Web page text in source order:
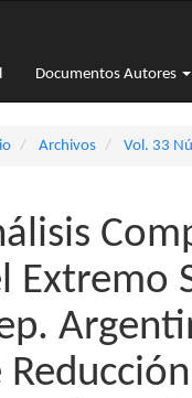
Documentos Autores
Archivos Vol. 33
Extremo